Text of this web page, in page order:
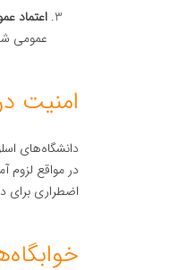
اعتماد
عمومی
امنیت
دانشگاه‌های
در مواقع لزوم
اضطراری برای